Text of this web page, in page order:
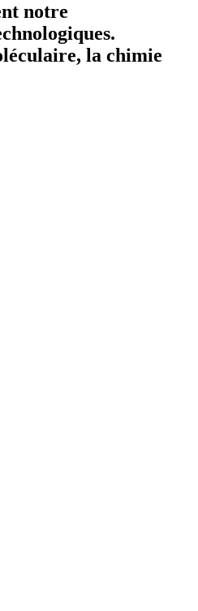
notre
la chimie